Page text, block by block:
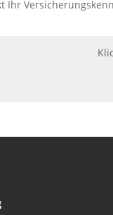
Ihr